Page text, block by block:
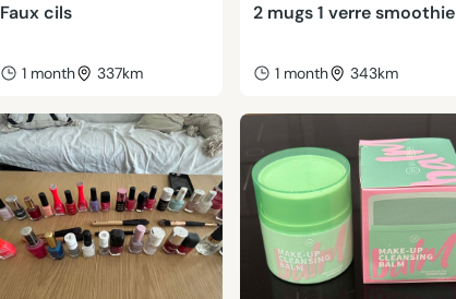
Faux cils
1 month 337km
2 mugs 1 verre smoothie
1 month 343km